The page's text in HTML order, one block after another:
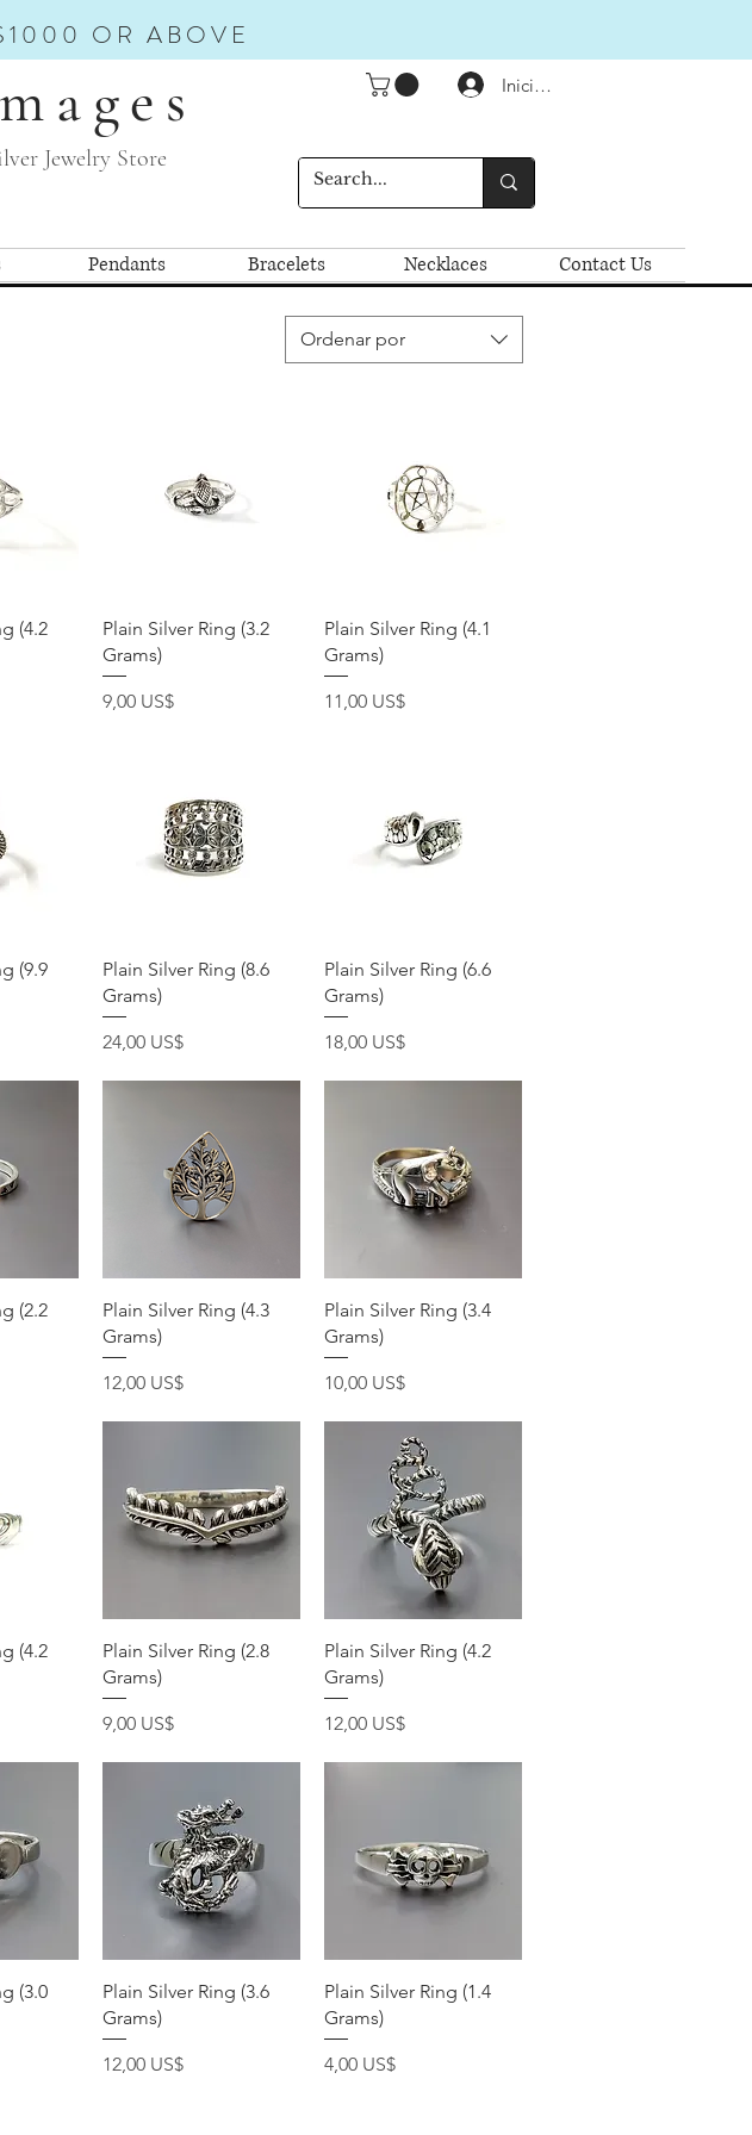
OR ABOVE
Jewelry Store
Iniciar sesión
Pendants Bracelets Necklaces Contact Us
Ordenar por
(4.2
Vista rápida
Plain Silver Ring (3.2
Grams)
Precio
9,00 US$
Vista rápida
Plain Silver Ring (4.1
Grams)
Precio
11,00 US$
(9.9
Vista rápida
Plain Silver Ring (8.6
Grams)
Precio
24,00 US$
Vista rápida
Plain Silver Ring (6.6
Grams)
Precio
18,00 US$
(2.2
Vista rápida
Plain Silver Ring (4.3
Grams)
Precio
12,00 US$
Vista rápida
Plain Silver Ring (3.4
Grams)
Precio
10,00 US$
(4.2
Vista rápida
Plain Silver Ring (2.8
Grams)
Precio
9,00 US$
Vista rápida
Plain Silver Ring (4.2
Grams)
Precio
12,00 US$
(3.0
Vista rápida
Plain Silver Ring (3.6
Grams)
Precio
12,00 US$
Vista rápida
Plain Silver Ring (1.4
Grams)
Precio
4,00 US$